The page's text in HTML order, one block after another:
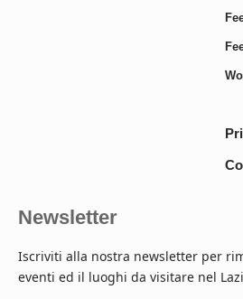
Newsletter
Iscriviti alla nostra newsletter per
eventi ed il luoghi da visitare nel